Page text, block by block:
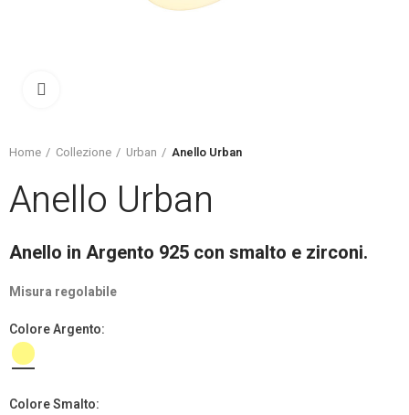
Home Collezione Urban Anello Urban
Anello Urban
Anello in Argento 925 con smalto e zirconi.
Misura regolabile
Colore Argento
Colore Smalto